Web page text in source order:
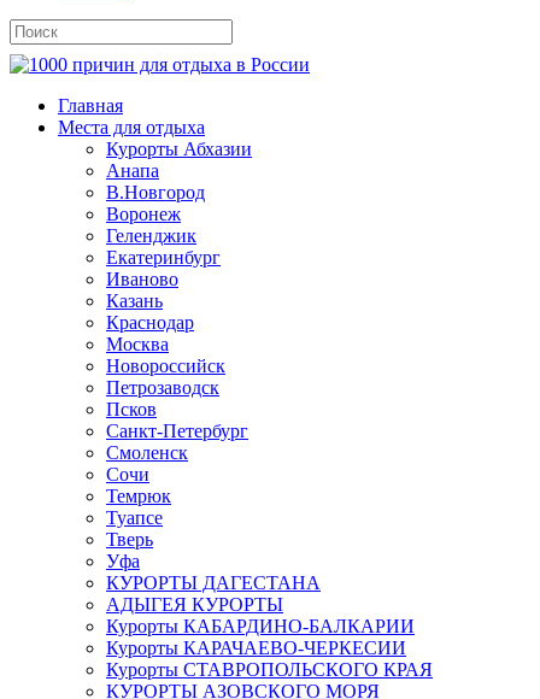
Главная
Места для отдыха
Курорты Абхазии
Анапа
В.Новгород
Воронеж
Геленджик
Екатеринбург
Иваново
Казань
Краснодар
Москва
Новороссийск
Петрозаводск
Псков
Санкт-Петербург
Смоленск
Сочи
Темрюк
Туапсе
Тверь
Уфа
КУРОРТЫ ДАГЕСТАНА
АДЫГЕЯ КУРОРТЫ
Курорты КАБАРДИНО-БАЛКАРИИ
Курорты КАРАЧАЕВО-ЧЕРКЕСИИ
Курорты СТАВРОПОЛЬСКОГО КРАЯ
КУРОРТЫ АЗОВСКОГО МОРЯ